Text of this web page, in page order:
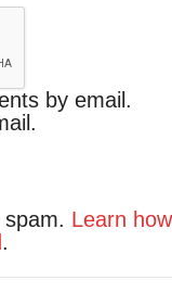
by email.
Learn how
.